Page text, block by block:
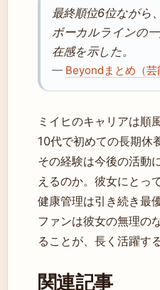
最終順位6位ながら、
ボーカルラインの
在感を示した。
— Beyondまとめ（芸
ミイヒのキャリアは順
10代で初めての長期休
その経験は今後の活動
えるのか。彼女にとって
健康管理は引き続き最
ファンは彼女の無理の
ることが、長く活躍す
関連記事